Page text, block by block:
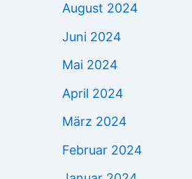
August 2024
Juni 2024
Mai 2024
April 2024
März 2024
Februar 2024